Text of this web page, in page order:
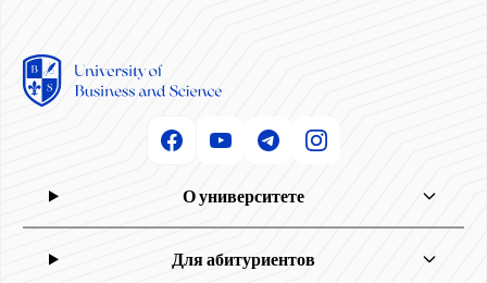
О университете
Для абитуриентов